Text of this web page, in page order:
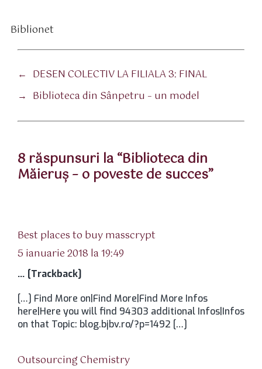
Biblionet
← DESEN COLECTIV LA FILIALA 3: FINAL
→ Biblioteca din Sânpetru – un model
8 răspunsuri la “Biblioteca din
Măieruş – o poveste de succes”
Best places to buy masscrypt
5 ianuarie 2018 la 19:49
… [Trackback]
[…] Find More on|Find More|Find More Infos
here|Here you will find 94303 additional Infos|Infos
on that Topic: blog.bjbv.ro/?p=1492 […]
Outsourcing Chemistryspune: